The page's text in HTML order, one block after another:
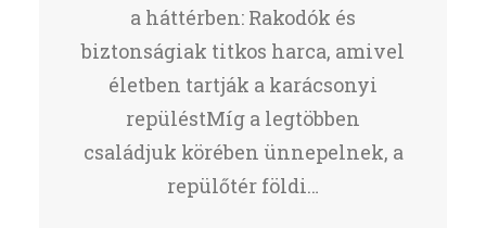
a háttérben: Rakodók és
biztonságiak titkos harca, amivel
életben tartják a karácsonyi
repüléstMíg a legtöbben
családjuk körében ünnepelnek, a
repülőtér földi…